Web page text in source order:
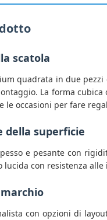
scatola
quadrata in due
La forma
le occasioni per fare
della superficie
e pesante con
lucida con resistenza
con opzioni di